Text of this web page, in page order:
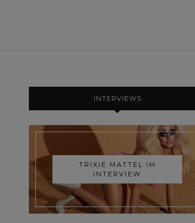
INTERVIEWS
TRIXIE MATTEL IM
INTERVIEW